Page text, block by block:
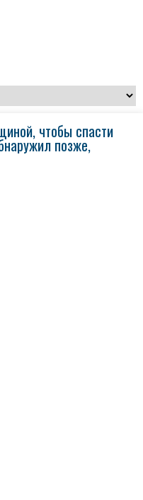
чтобы спасти
позже,